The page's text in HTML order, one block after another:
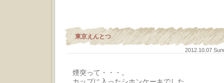
東京えんとつ
2012.10.07
煙突って・・・。